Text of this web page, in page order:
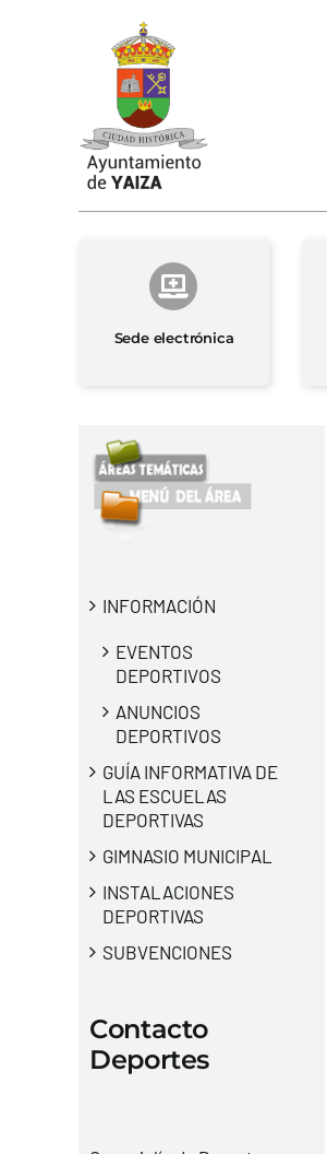
Sede electrónica
INFORMACIÓN
EVENTOS
DEPORTIVOS
ANUNCIOS
DEPORTIVOS
GUÍA INFORMATIVA DE
LAS ESCUELAS
DEPORTIVAS
GIMNASIO MUNICIPAL
INSTALACIONES
DEPORTIVAS
SUBVENCIONES
Contacto
Deportes